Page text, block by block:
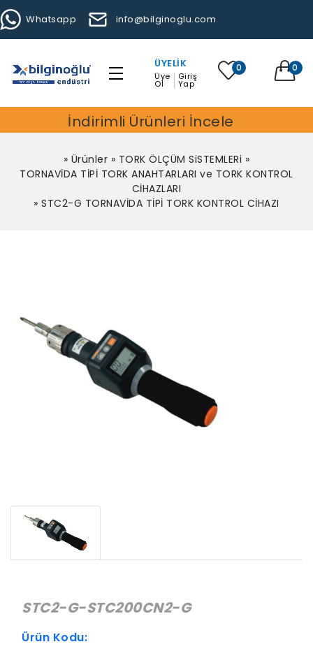
Whatsapp info@bilginoglu.com
ÜYELIK
Üye
Ol
Giriş
Yap
0 0
İndirimli Ürünleri İncele
» Ürünler » TORK ÖLÇÜM SiSTEMLERi »
TORNAVİDA TİPİ TORK ANAHTARLARI ve TORK KONTROL
CİHAZLARI
»STC2-G TORNAVİDA TİPİ TORK KONTROL CİHAZI
STC2-G-STC200CN2-G
Ürün Kodu: